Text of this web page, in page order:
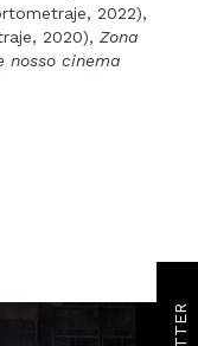
2022),
2020), Zona
nosso cinema